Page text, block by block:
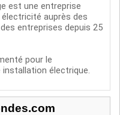
est une entreprise
auprès des
entreprises depuis 25
pour le
électrique.